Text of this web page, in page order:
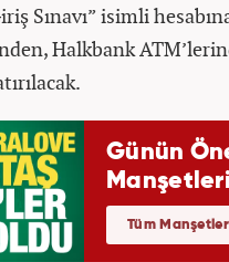
Sınavı” isimli
Halkbank